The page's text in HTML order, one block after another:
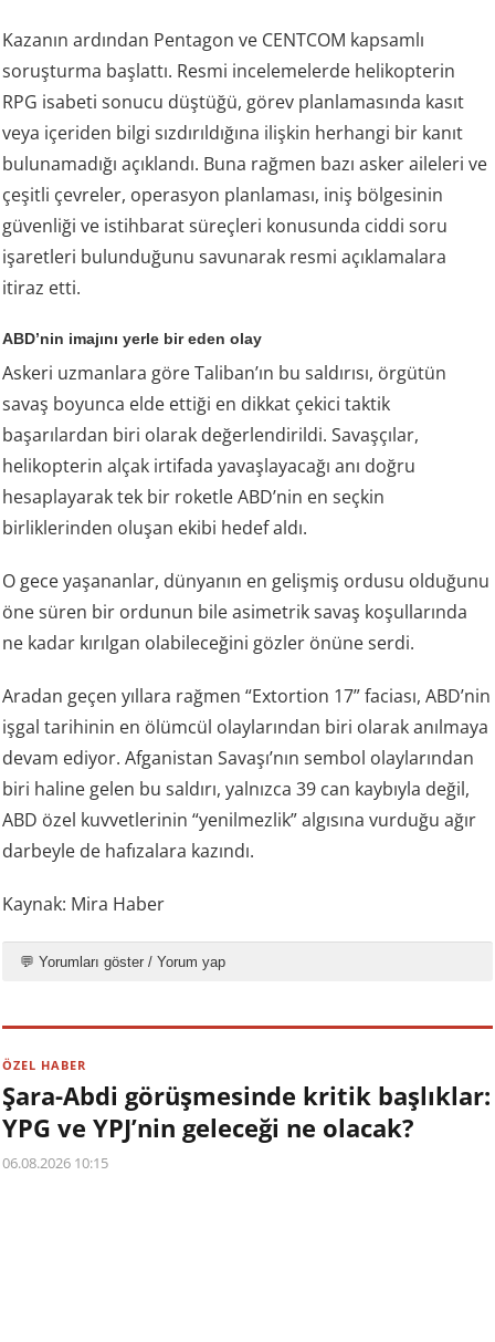
Kazanın ardından Pentagon ve CENTCOM kapsamlı
soruşturma başlattı. Resmi incelemelerde helikopterin
RPG isabeti sonucu düştüğü, görev planlamasında kasıt
veya içeriden bilgi sızdırıldığına ilişkin herhangi bir kanıt
bulunamadığı açıklandı. Buna rağmen bazı asker aileleri ve
çeşitli çevreler, operasyon planlaması, iniş bölgesinin
güvenliği ve istihbarat süreçleri konusunda ciddi soru
işaretleri bulunduğunu savunarak resmi açıklamalara
itiraz etti.
ABD’nin imajını yerle bir eden olay
Askeri uzmanlara göre Taliban’ın bu saldırısı, örgütün
savaş boyunca elde ettiği en dikkat çekici taktik
başarılardan biri olarak değerlendirildi. Savaşçılar,
helikopterin alçak irtifada yavaşlayacağı anı doğru
hesaplayarak tek bir roketle ABD’nin en seçkin
birliklerinden oluşan ekibi hedef aldı.
O gece yaşananlar, dünyanın en gelişmiş ordusu olduğunu
öne süren bir ordunun bile asimetrik savaş koşullarında
ne kadar kırılgan olabileceğini gözler önüne serdi.
Aradan geçen yıllara rağmen “Extortion 17” faciası, ABD’nin
işgal tarihinin en ölümcül olaylarından biri olarak anılmaya
devam ediyor. Afganistan Savaşı’nın sembol olaylarından
biri haline gelen bu saldırı, yalnızca 39 can kaybıyla değil,
ABD özel kuvvetlerinin “yenilmezlik” algısına vurduğu ağır
darbeyle de hafızalara kazındı.
Kaynak: Mira Haber
💬 Yorumları göster / Yorum yap
ÖZEL HABER
Şara-Abdi görüşmesinde kritik başlıklar:
YPG ve YPJ’nin geleceği ne olacak?
06.08.2026 10:15